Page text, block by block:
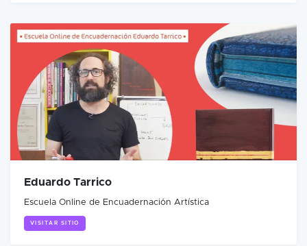
Eduardo Tarrico
Escuela Online de Encuadernación Artística
VISITAR SITIO